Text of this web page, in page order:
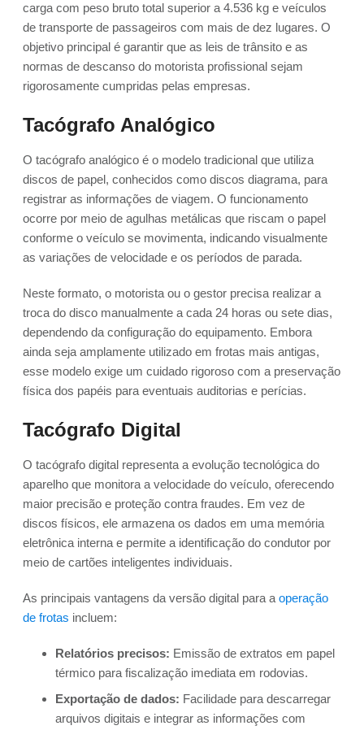
carga com peso bruto total superior a 4.536 kg e veículos
de transporte de passageiros com mais de dez lugares. O
objetivo principal é garantir que as leis de trânsito e as
normas de descanso do motorista profissional sejam
rigorosamente cumpridas pelas empresas.
Tacógrafo Analógico
O tacógrafo analógico é o modelo tradicional que utiliza
discos de papel, conhecidos como discos diagrama, para
registrar as informações de viagem. O funcionamento
ocorre por meio de agulhas metálicas que riscam o papel
conforme o veículo se movimenta, indicando visualmente
as variações de velocidade e os períodos de parada.
Neste formato, o motorista ou o gestor precisa realizar a
troca do disco manualmente a cada 24 horas ou sete dias,
dependendo da configuração do equipamento. Embora
ainda seja amplamente utilizado em frotas mais antigas,
esse modelo exige um cuidado rigoroso com a preservação
física dos papéis para eventuais auditorias e perícias.
Tacógrafo Digital
O tacógrafo digital representa a evolução tecnológica do
aparelho que monitora a velocidade do veículo, oferecendo
maior precisão e proteção contra fraudes. Em vez de
discos físicos, ele armazena os dados em uma memória
eletrônica interna e permite a identificação do condutor por
meio de cartões inteligentes individuais.
As principais vantagens da versão digital para a operação
de frotas incluem:
Relatórios precisos: Emissão de extratos em papel
térmico para fiscalização imediata em rodovias.
Exportação de dados: Facilidade para descarregar
arquivos digitais e integrar as informações com